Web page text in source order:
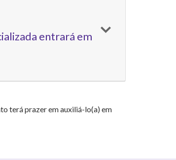
entrará em
terá prazer em auxiliá-lo(a) em